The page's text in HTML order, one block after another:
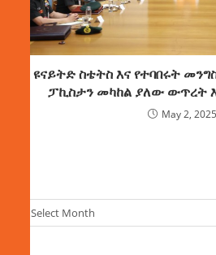
ዩናይትድ ስቴትስ እና የተባበሩት
ፓኪስታን መካከል ያለው ውጥረት
May 2, 2025
Select Month